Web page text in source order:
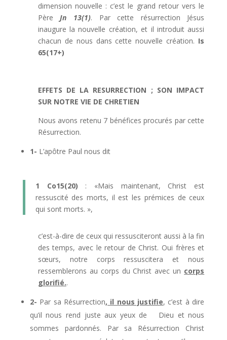
dimension nouvelle : c’est le grand retour vers le
PèreJn 13(1). Par cette résurrection Jésus
inaugure la nouvelle création, et il introduit aussi
chacun de nous dans cette nouvelle création. Is
65(17+)
EFFETS DE LA RESURRECTION ; SON IMPACT
SUR NOTRE VIE DE CHRETIEN
Nous avons retenu 7 bénéfices procurés par cette
Résurrection.
1- L’apôtre Paul nous dit
1 Co15(20) : «Mais maintenant, Christ est
ressuscité des morts, il est les prémices de ceux
qui sont morts. »,
c’est-à-dire de ceux qui ressusciteront aussi à la fin
des temps, avec le retour de Christ. Oui frères et
sœurs, notre corps ressuscitera et nous
ressemblerons au corps du Christ avec un corps
glorifié..
2- Par sa Résurrection, il nous justifie, c’est à dire
qu’il nous rend juste aux yeux de Dieu et nous
sommes pardonnés. Par sa Résurrection Christ